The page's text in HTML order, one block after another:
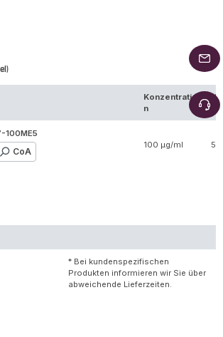
Konzentratio
n
100ME5
CoA
100 µg/ml 5
* Bei kundenspezifischen
Produkten informieren wir Sie über
abweichende Lieferzeiten.